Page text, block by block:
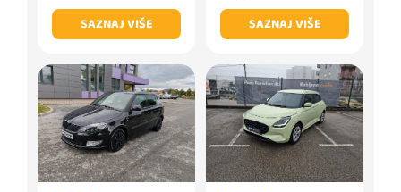
SAZNAJ VIŠE
SAZNAJ VIŠE